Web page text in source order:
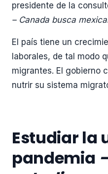
presidente de la
– Canada busca
El país tiene un
laborales, de tal modo
migrantes. El gobierno
nutrir su sistema
Estudiar la
pandemia